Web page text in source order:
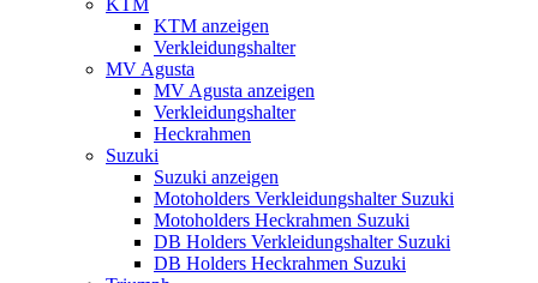
KTM
KTM anzeigen
Verkleidungshalter
MV Agusta
MV Agusta anzeigen
Verkleidungshalter
Heckrahmen
Suzuki
Suzuki anzeigen
Motoholders Verkleidungshalter Suzuki
Motoholders Heckrahmen Suzuki
DB Holders Verkleidungshalter Suzuki
DB Holders Heckrahmen Suzuki